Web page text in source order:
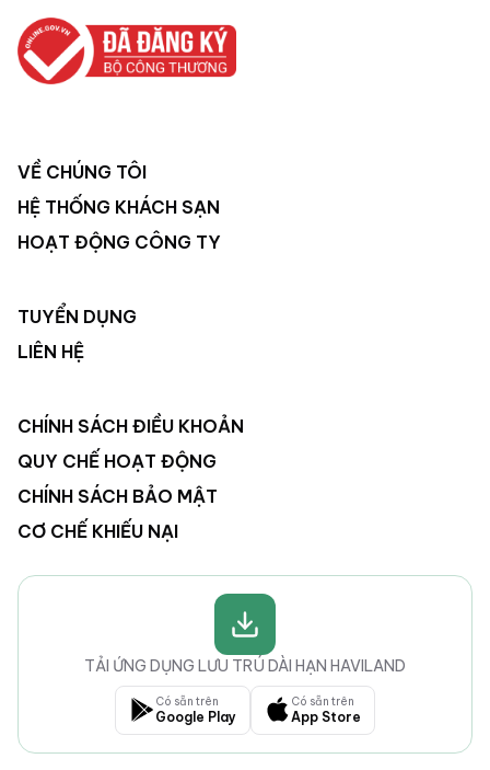
VỀ CHÚNG TÔI
HỆ THỐNG KHÁCH SẠN
HOẠT ĐỘNG CÔNG TY
TUYỂN DỤNG
LIÊN HỆ
CHÍNH SÁCH ĐIỀU KHOẢN
QUY CHẾ HOẠT ĐỘNG
CHÍNH SÁCH BẢO MẬT
CƠ CHẾ KHIẾU NẠI
TẢI ỨNG DỤNG LƯU TRÚ DÀI HẠN HAVILAND
Có sẵn trên
Google Play
Có sẵn trên
App Store